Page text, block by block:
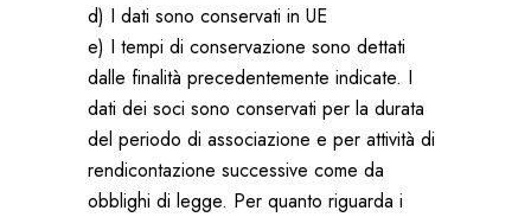
d) I dati sono conservati in UE
e) I tempi di conservazione sono dettati
dalle finalità precedentemente indicate. I
dati dei soci sono conservati per la durata
del periodo di associazione e per attività di
rendicontazione successive come da
obblighi di legge. Per quanto riguarda i